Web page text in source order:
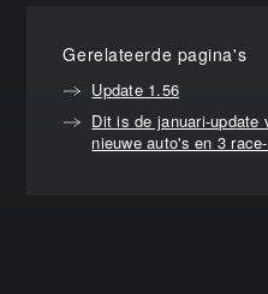
Gerelateerde pagina's
Update 1.56
Dit is de januari-update
nieuwe auto's en 3